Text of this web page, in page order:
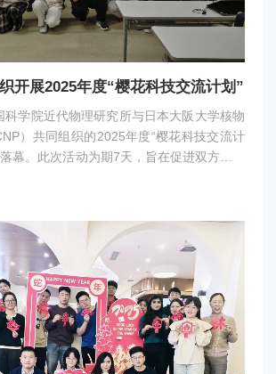
家要永攀创新之巅，做攻坚克难的“先锋
发出强音，以青春之我铸就国之重器；三
过硬本领，做知行合一的“实干家”，珍惜我
略科技人才。图会议现场
开展2025年度“樱花科技交流计划”
科学院近代物理研究所与日本大阪大学核物
）共同组织的2025年度“樱花科技交流计
幕。此次活动为期7天，旨在促进双方学生
及相关领域的学习与交流。图1：证书颁发
和人类社会的长远影响等方面进行了深入讲
Odahara副教授、京都大学的Tomida和
分别分享了亚原子物理研究实验室的最新成
际前沿研究有了更深入的了解。此外，学生
的加速器国家实验室，近距离感受了日本
究实力及现状。通过参与辐射测量实验，学
论知识，还进一步提升了实践能力和科研素
，文化交流也是此次计划的重要组成部分。